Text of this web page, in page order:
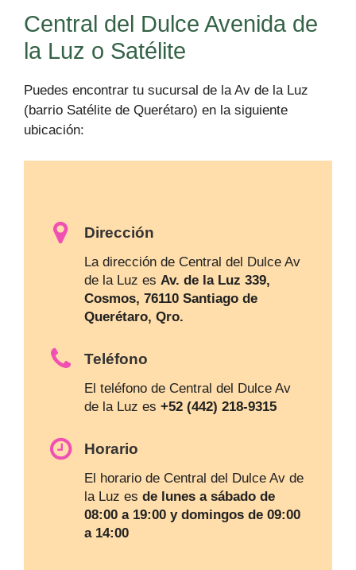
Central del Dulce Avenida de
la Luz o Satélite
Puedes encontrar tu sucursal de la Av de la Luz
(barrio Satélite de Querétaro) en la siguiente
ubicación:
Dirección
La dirección de Central del Dulce Av
de la Luz es Av. de la Luz 339,
Cosmos, 76110 Santiago de
Querétaro, Qro.
Teléfono
El teléfono de Central del Dulce Av
de la Luz es +52 (442) 218-9315
Horario
El horario de Central del Dulce Av de
la Luz es de lunes a sábado de
08:00 a 19:00 y domingos de 09:00
a 14:00